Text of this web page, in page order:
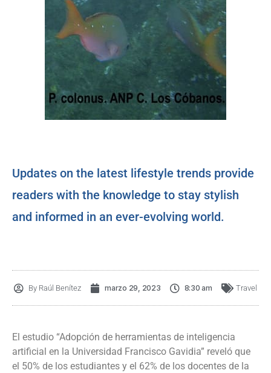
Updates on the latest lifestyle trends provide
readers with the knowledge to stay stylish
and informed in an ever-evolving world.
By Raúl Benítez marzo 29, 2023 8:30 am Travel
El estudio “Adopción de herramientas de inteligencia
artificial en la Universidad Francisco Gavidia” reveló que
el 50% de los estudiantes y el 62% de los docentes de la